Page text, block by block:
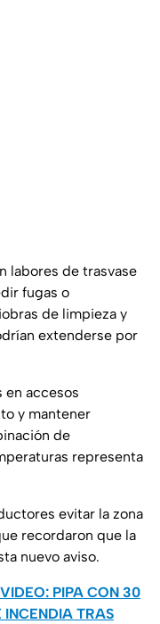
labores de trasvase
fugas o
de limpieza y
extenderse por
en accesos
y mantener
de
representa
evitar la zona
recordaron que la
nuevo aviso.
VIDEO: PIPA CON 30
INCENDIA TRAS